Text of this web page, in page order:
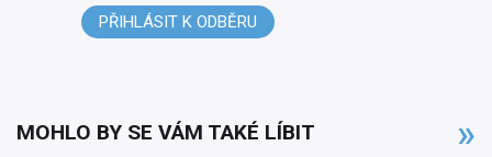
PŘIHLÁSIT K ODBĚRU
MOHLO BY SE VÁM TAKÉ LÍBIT